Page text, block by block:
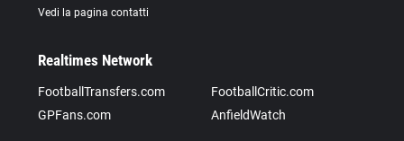
Vedi la pagina contatti
Realtimes Network
FootballTransfers.com
FootballCritic.com
GPFans.com
AnfieldWatch